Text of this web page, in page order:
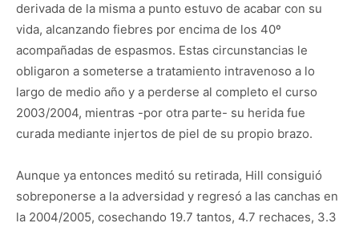
derivada de la misma a punto estuvo de acabar con su
vida, alcanzando fiebres por encima de los 40º
acompañadas de espasmos. Estas circunstancias le
obligaron a someterse a tratamiento intravenoso a lo
largo de medio año y a perderse al completo el curso
2003/2004, mientras -por otra parte- su herida fue
curada mediante injertos de piel de su propio brazo.
Aunque ya entonces meditó su retirada, Hill consiguió
sobreponerse a la adversidad y regresó a las canchas en
la 2004/2005, cosechando 19.7 tantos, 4.7 rechaces, 3.3